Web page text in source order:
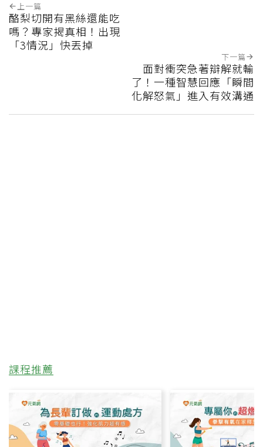
上一篇
酪梨切開有黑絲還能吃
嗎？專家揭真相！出現
「3情況」快丟掉
下一篇
面對衝突急著辯解就輸
了！一種智慧回應「瞬間
化解怒氣」進入有效溝通
課程推薦